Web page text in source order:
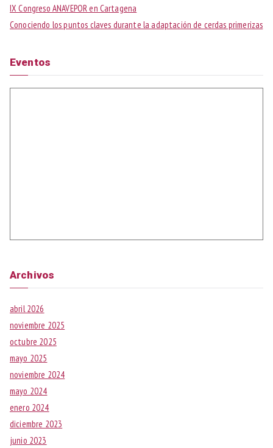
IX Congreso ANAVEPOR en Cartagena
Conociendo los puntos claves durante la adaptación de cerdas primerizas
Eventos
Archivos
abril 2026
noviembre 2025
octubre 2025
mayo 2025
noviembre 2024
mayo 2024
enero 2024
diciembre 2023
junio 2023